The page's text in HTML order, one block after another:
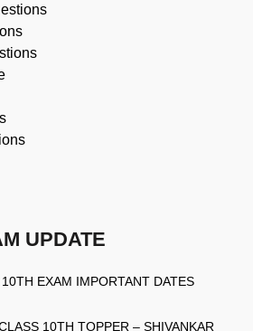
UPDATE
EXAM IMPORTANT DATES
10TH TOPPER – SHIVANKAR